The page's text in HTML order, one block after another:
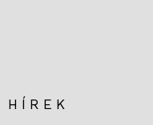
HÍREK